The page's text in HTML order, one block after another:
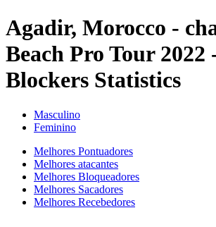
Agadir, Morocco -
Beach Pro Tour 2022
Blockers Statistics
Masculino
Feminino
Melhores Pontuadores
Melhores atacantes
Melhores Bloqueadores
Melhores Sacadores
Melhores Recebedores